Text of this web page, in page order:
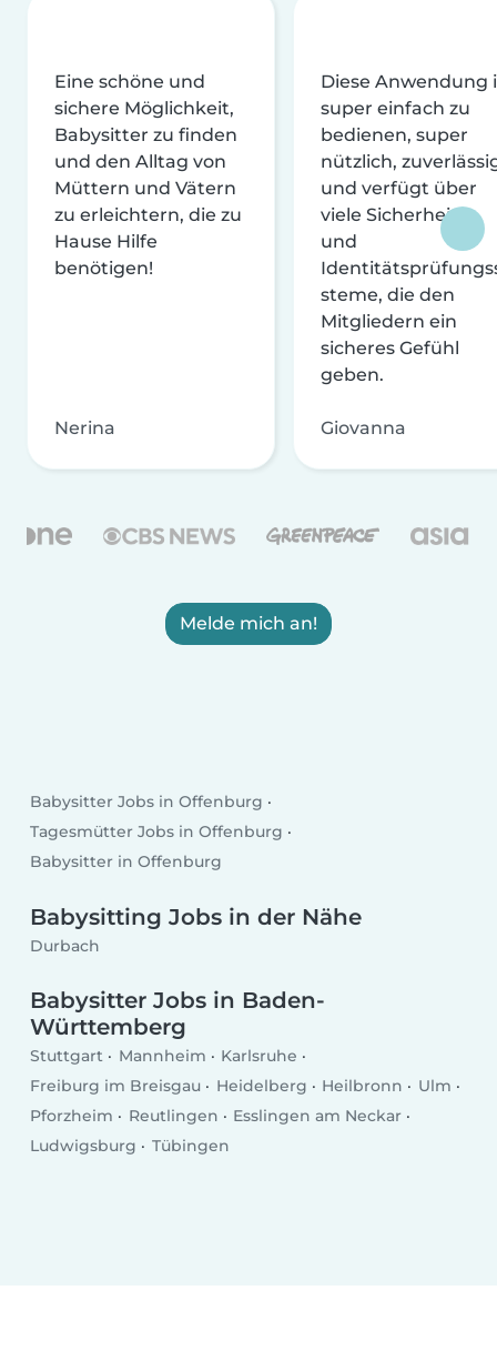
Eine schöne und
sichere Möglichkeit,
Babysitter zu finden
und den Alltag von
Müttern und Vätern
zu erleichtern, die zu
Hause Hilfe
benötigen!
Nerina
Diese Anwendung
super einfach zu
bedienen, super
nützlich,
und verfügt über
viele Sicherheits-
und
steme, die den
Mitgliedern ein
sicheres Gefühl
geben.
Giovanna
Melde mich an!
Babysitter Jobs in Offenburg
Tagesmütter Jobs in Offenburg
Babysitter in Offenburg
Babysitting Jobs in der Nähe
Durbach
Babysitter Jobs in Baden-
Württemberg
Stuttgart Mannheim
Karlsruhe
Freiburg im Breisgau
Heidelberg Heilbronn
Ulm
Pforzheim
Reutlingen
Esslingen am Neckar
Ludwigsburg
Tübingen